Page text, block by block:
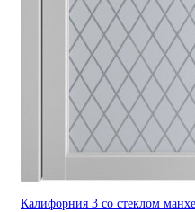
Калифорния 3 со стеклом